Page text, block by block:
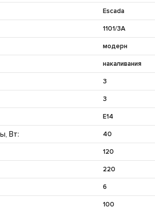
Escada
1101/3A
модерн
накаливания
3
3
E14
Вт: 40
120
220
6
100